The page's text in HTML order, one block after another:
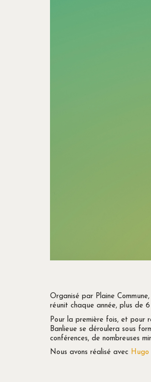
Organisé par Plaine Commune,
réunit chaque année, plus de
Pour la première fois, et pour
Banlieue se déroulera sous
conférences, de nombreuses
Nous avons réalisé avec Hugo